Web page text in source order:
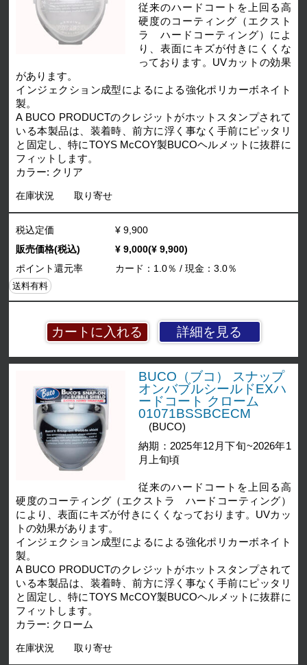
従来のハードコートを上回る高
硬度のコーティング（エクスト
ラ ハードコーティング）によ
り、表面にキズが付きにくくな
っております。UVカットの効果
があります。
インジェクション成型によるによる強化ポリカーボネイト
製。
A BUCO PRODUCTのクレジットがホットスタンプされて
いる本製品は、装着時、前方に浮く事なく手前にピッタリ
と固定し、特にTOYS McCOY製BUCOヘルメットに抜群に
フィットします。
カラー: クリア
在庫状況 取り寄せ
詳細を見る
税込定価
¥ 9,900
販売価格(税込)
¥ 9,000(¥ 9,900)
ポイント還元率
カード：1.0％ / 現金：3.0％
送料有料
BUCO（ブコ） スナップ
オンバブルシールドEXハ
ードコート クローム
01071BSSBCECM
(BUCO)
納期：2025年12月下旬~2026年1
月上旬頃
従来のハードコートを上回る高
硬度のコーティング（エクストラ ハードコーティング）
により、表面にキズが付きにくくなっております。UVカッ
トの効果があります。
インジェクション成型によるによる強化ポリカーボネイト
製。
A BUCO PRODUCTのクレジットがホットスタンプされて
いる本製品は、装着時、前方に浮く事なく手前にピッタリ
と固定し、特にTOYS McCOY製BUCOヘルメットに抜群に
フィットします。
カラー: クローム
在庫状況 取り寄せ